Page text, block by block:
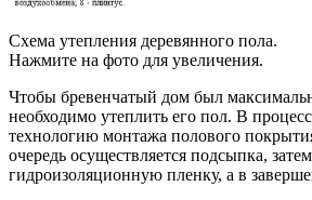
Схема утепления деревянного пола.
Нажмите на фото для увеличения.
Чтобы бревенчатый дом был
необходимо утеплить его пол. В
технологию монтажа полового
очередь осуществляется подсыпка,
гидроизоляционную пленку, а в